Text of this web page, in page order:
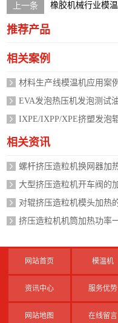
橡胶机械行业模
推荐产品
相关案例
材料生产线模温机应用案
EVA发泡热压机发泡测试
IXPE/IXPP/XPE挤塑发泡
相关资讯
螺杆挤压造粒机换网器加
大型挤压造粒机开车阀的
对辊挤压造粒机模头加热
挤压造粒机机筒加热功率
网站首页 模温机
资讯中心 服务优势
网站地图 在线留言